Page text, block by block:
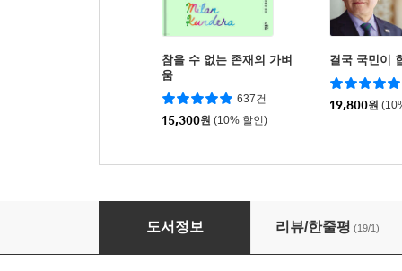
참을 수 없는 존재의 가벼
움
637건
15,300원 (10% 할인)
결국 국민이
19,800원
베트남어 실전 듣기·말하기 1·2
도서정보 리뷰/한줄평 (19/1)